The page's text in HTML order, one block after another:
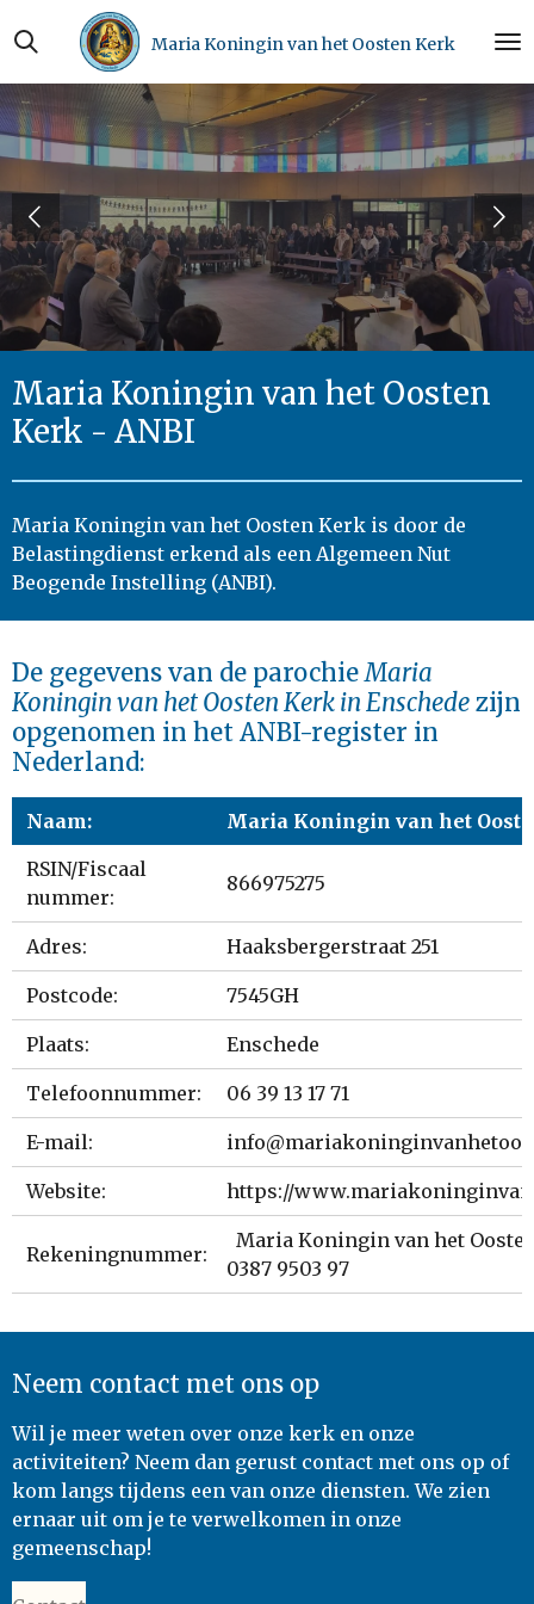
direct
naar
de
hoofdinhoud
Maria Koningin van het Oosten Kerk
Maria Koningin van het Oosten
Kerk - ANBI
Maria Koningin van het Oosten Kerk is door de
Belastingdienst erkend als een Algemeen Nut
Beogende Instelling (ANBI).
De gegevens van de parochieMaria
Koningin van het Oosten Kerk in Enschedezijn
opgenomen in het ANBI-register in
Nederland:
Naam:
Maria Koningin van het
RSIN/Fiscaal
nummer:
866975275
Adres: Haaksbergerstraat 251
Postcode: 7545GH
Plaats: Enschede
Telefoonnummer: 06 39 13 17 71
E-mail:
Website: https://
Rekeningnummer:
Maria Koningin van het
0387 9503 97
Neem contact met ons op
Wil je meer weten over onze kerk en onze
activiteiten? Neem dan gerust contact met ons op of
kom langs tijdens een van onze diensten. We zien
ernaar uit om je te verwelkomen in onze
gemeenschap!